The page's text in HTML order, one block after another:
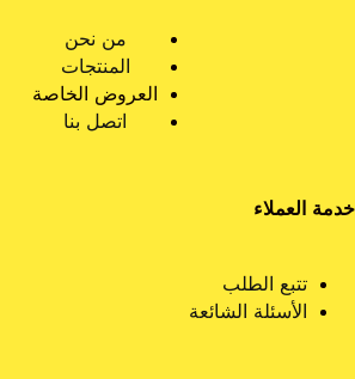
من نحن
المنتجات
العروض الخاصة
اتصل بنا
خدمة العملاء
تتبع الطلب
الأسئلة الشائعة